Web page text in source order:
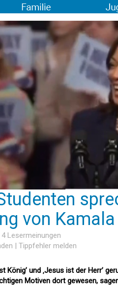
von
4 Lesermeinungen
| Tippfehler melden
König’ und ‚Jesus ist der Herr’
Motiven dort gewesen,